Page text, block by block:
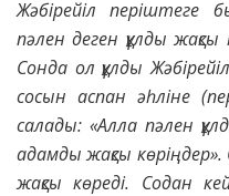
Жәбірейіл періштеге
пәлен деген құлды
Сонда ол құлды
сосын аспан әһліне
салады: «Алла пәлен
адамды жақсы көріңдер».
жақсы көреді. Содан